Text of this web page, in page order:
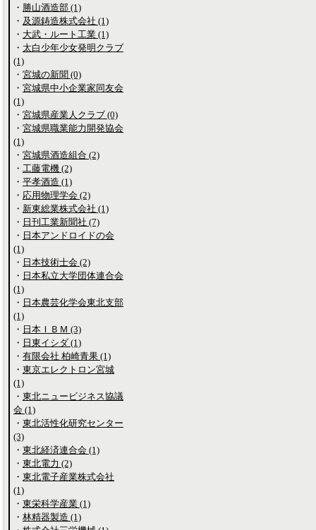
・ 勝山酒造部 (1)
・ 及源鋳造株式会社 (1)
・ 大武・ルート工業 (1)
・ 太白少年少女発明クラブ
(1)
・ 宮城の新聞 (0)
・ 宮城県中小企業家同友会
(1)
・ 宮城県産業人クラブ (0)
・ 宮城県職業能力開発協会
(1)
・ 宮城県酒造組合 (2)
・ 工藤電機 (2)
・ 平孝酒造 (1)
・ 応用物理学会 (2)
・ 新東総業株式会社 (1)
・ 日刊工業新聞社 (7)
・ 日本アンドロイドの会
(1)
・ 日本技術士会 (2)
・ 日本私立大学団体連合会
(1)
・ 日本農芸化学会東北支部
(1)
・ 日本ＩＢＭ (3)
・ 日東イシダ (1)
・ 有限会社 柏崎青果 (1)
・ 東京エレクトロン宮城
(1)
・ 東北ニュービジネス協議
会 (1)
・ 東北活性化研究センター
(3)
・ 東北経済連合会 (1)
・ 東北電力 (2)
・ 東北電子産業株式会社
(1)
・ 東栄科学産業 (1)
・ 林精器製造 (1)